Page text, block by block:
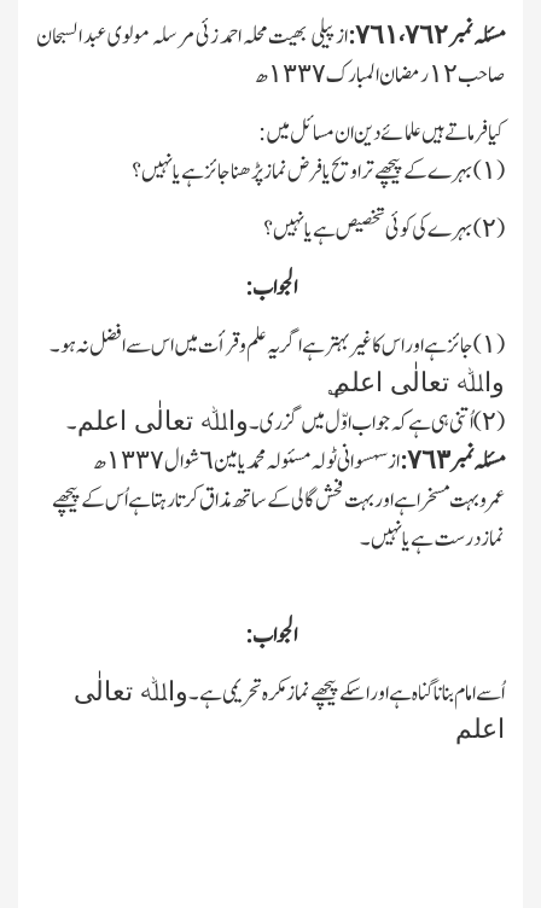
مسئلہ نمبر ٧٦١،٧٦٢:
ازپیلی بھیت محلہ احمد زئی مرسلہ مولوی عبد السبحان
صاحب ١٢ رمضان المبارك ١٣٣٧ھ
کیا فرماتے ہیں علمائے دین ان مسائل میں :
(١) بہرے کے پیچھے تراویح یا فرض نماز پڑھنا جائز ہے یا نہیں؟
(٢) بہرے کی کوئی تخصیص ہے یا نہیں؟
الجواب:
(١) جائز ہے اور اس کا غیر بہتر ہے اگر یہ علم وقرأت میں اس سے افضل نہ ہو۔
واﷲ تعالٰی اعلم؎
(٢)اُتنی ہی ہے کہ جواب اوّل میں گزری۔
واﷲ تعالٰی اعلم۔
مسئلہ نمبر ٧٦٣:
از سہسوانی ٹولہ مسئولہ محمد یامین ٦شوال ١٣٣٧ھ
عمرو بہت مسخرا ہے اور بہت فحش گالی کے ساتھ مذاق کرتا رہتا ہے اُس کے پیچھے
نماز درست ہے یا نہیں۔
الجواب:
اُسے امام بنانا گناہ ہے اور اسکے پیچھے نماز مکرہ تحریمی ہے۔واﷲ تعالٰی
اعلم